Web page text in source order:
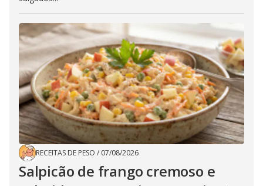
RECEITAS DE PESO / 07/08/2026
Salpicão de frango cremoso e